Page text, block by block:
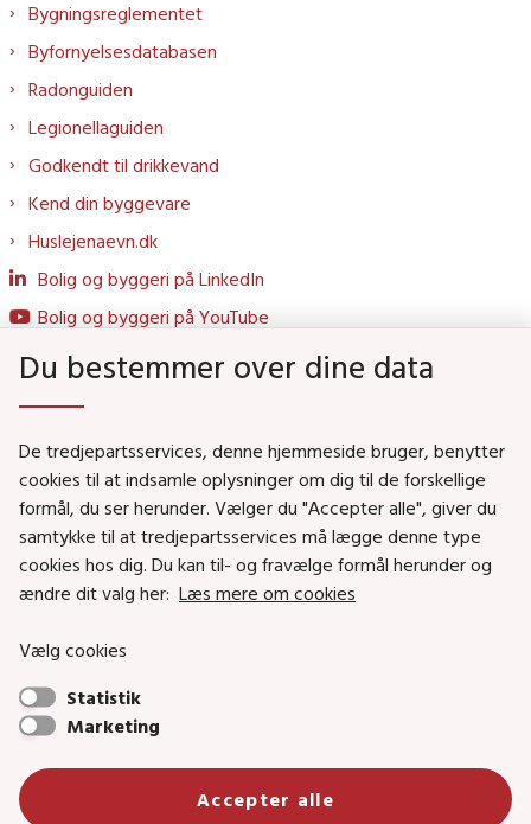
Bygningsreglementet
Byfornyelsesdatabasen
Radonguiden
Legionellaguiden
Godkendt til drikkevand
Kend din byggevare
Huslejenaevn.dk
Bolig og byggeri på LinkedIn
Bolig og byggeri på YouTube
Social- og Boligministeriet
Job i Social- og Boligstyrelsen
Puljer og tilskud
Nyhedsbreve
Social- og Boligstyrelsens nyheder som RSS feed
Social- og Boligstyrelsen • Tlf.: 72 42 37 00 •
sikkermail• EAN-nr.: 5798000354838 • CVR-nr.:
Du bestemmer over dine data
De tredjepartsservices, denne hjemmeside bruger, benytter
cookies til at indsamle oplysninger om dig til de forskellige
formål, du ser herunder. Vælger du "Accepter alle", giver du
samtykke til at tredjepartsservices må lægge denne type
cookies hos dig. Du kan til- og fravælge formål herunder og
ændre dit valg her: Læs mere om cookies
Vælg cookies
Statistik
Marketing
Accepter alle